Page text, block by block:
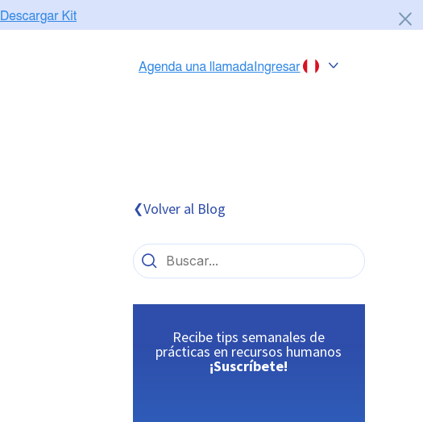
México
❮Volver al Blog
Recibe tips semanales de
prácticas en recursos humanos
¡Suscríbete!